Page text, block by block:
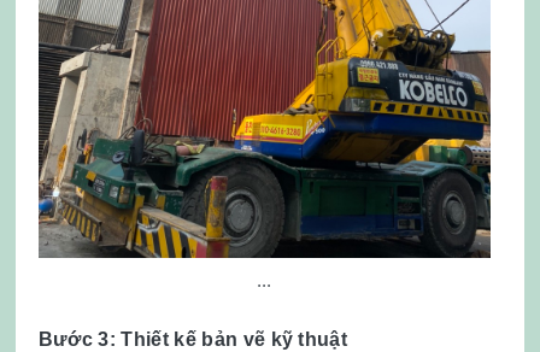
...
Bước 3: Thiết kế bản vẽ kỹ thuật